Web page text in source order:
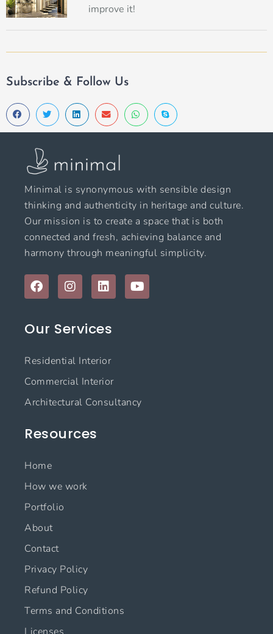
improve it!
Subscribe & Follow Us
Minimal is synonymous with sensible design
thinking and authenticity in heritage and culture.
Our mission is to create a space that is both
connected and fresh, achieving balance and
harmony through meaningful simplicity.
F
a
c
b
k
I
n
s
a
r
a
m
L
i
n
e
n
Y
o
u
Our Services
Residential Interior
Commercial Interior
Architectural Consultancy
Resources
Home
How we work
Portfolio
About
Contact
Privacy Policy
Refund Policy
Terms and Conditions